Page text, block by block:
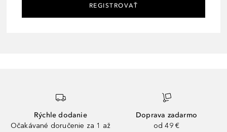
REGISTROVAŤ
Rýchle dodanie
Očakávané doručenie za 1 až
Doprava zadarmo
od 49 €